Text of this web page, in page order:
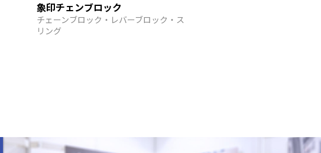
象印チェンブロック
チェーンブロック・レバーブロック・ス
リング